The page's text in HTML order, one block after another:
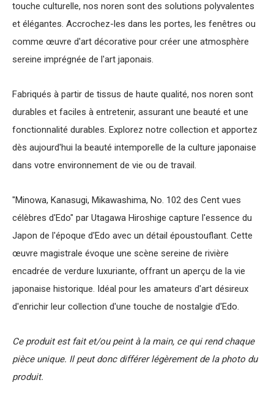
touche culturelle, nos noren sont des solutions polyvalentes
et élégantes. Accrochez-les dans les portes, les fenêtres ou
comme œuvre d'art décorative pour créer une atmosphère
sereine imprégnée de l'art japonais.
Fabriqués à partir de tissus de haute qualité, nos noren sont
durables et faciles à entretenir, assurant une beauté et une
fonctionnalité durables. Explorez notre collection et apportez
dès aujourd'hui la beauté intemporelle de la culture japonaise
dans votre environnement de vie ou de travail.
"Minowa, Kanasugi, Mikawashima, No. 102 des Cent vues
célèbres d'Edo" par Utagawa Hiroshige capture l'essence du
Japon de l'époque d'Edo avec un détail époustouflant. Cette
œuvre magistrale évoque une scène sereine de rivière
encadrée de verdure luxuriante, offrant un aperçu de la vie
japonaise historique. Idéal pour les amateurs d'art désireux
d'enrichir leur collection d'une touche de nostalgie d'Edo.
Ce produit est fait et/ou peint à la main, ce qui rend chaque
pièce unique. Il peut donc différer légèrement de la photo du
produit.